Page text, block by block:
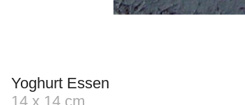
Yoghurt Essen
14 x 14 cm